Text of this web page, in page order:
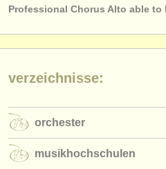
Professional Chorus Alto able
verzeichnisse:
orchester
musikhochschulen